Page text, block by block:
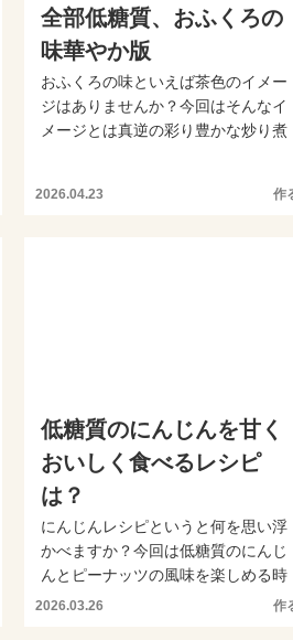
全部低糖質、おふくろの
味華やか版
おふくろの味といえば茶色のイメー
ジはありませんか？今回はそんなイ
メージとは真逆の彩り豊かな炒り煮
2026.04.23 作
低糖質のにんじんを甘く
おいしく食べるレシピ
は？
にんじんレシピというと何を思い浮
かべますか？今回は低糖質のにんじ
んとピーナッツの風味を楽しめる時
短で簡単につくれるおかず...
2026.03.26 作